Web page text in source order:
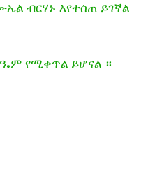
ብርሃኑ እየተሰጠ ይገኛል
የሚቀጥል ይሆናል ።